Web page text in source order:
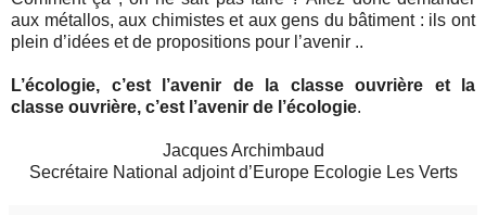
aux métallos, aux chimistes et aux gens du bâtiment : ils ont
plein d’idées et de propositions pour l’avenir ..
L’écologie, c’est l’avenir de la classe ouvrière et la
classe ouvrière, c’est l’avenir de l’écologie.
Jacques Archimbaud
Secrétaire National adjoint d’Europe Ecologie Les Verts